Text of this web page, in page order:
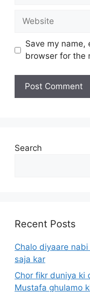
Website
Save my name,
browser for the
Search
Recent Posts
Chalo diyaare
saja kar
Chor fikr duniya ki
Mustafa ghulamo